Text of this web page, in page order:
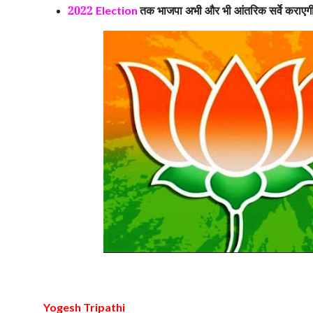
2022 Election तक भाजपा अभी और भी आंतरिक सर्वे
Yogesh Tripathi